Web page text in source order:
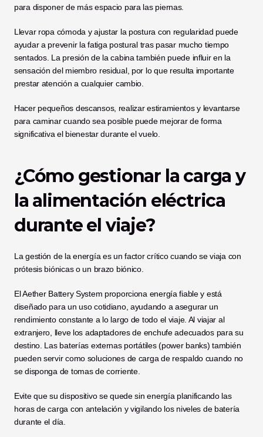
para disponer de más espacio para las piernas.
Llevar ropa cómoda y ajustar la postura con regularidad puede
ayudar a prevenir la fatiga postural tras pasar mucho tiempo
sentados. La presión de la cabina también puede influir en la
sensación del miembro residual, por lo que resulta importante
prestar atención a cualquier cambio.
Hacer pequeños descansos, realizar estiramientos y levantarse
para caminar cuando sea posible puede mejorar de forma
significativa el bienestar durante el vuelo.
¿Cómo gestionar la carga y
la alimentación eléctrica
durante el viaje?
La gestión de la energía es un factor crítico cuando se viaja con
prótesis biónicas o un brazo biónico.
El Aether Battery System proporciona energía fiable y está
diseñado para un uso cotidiano, ayudando a asegurar un
rendimiento constante a lo largo de todo el viaje. Al viajar al
extranjero, lleve los adaptadores de enchufe adecuados para su
destino. Las baterías externas portátiles (power banks) también
pueden servir como soluciones de carga de respaldo cuando no
se disponga de tomas de corriente.
Evite que su dispositivo se quede sin energía planificando las
horas de carga con antelación y vigilando los niveles de batería
durante el día.